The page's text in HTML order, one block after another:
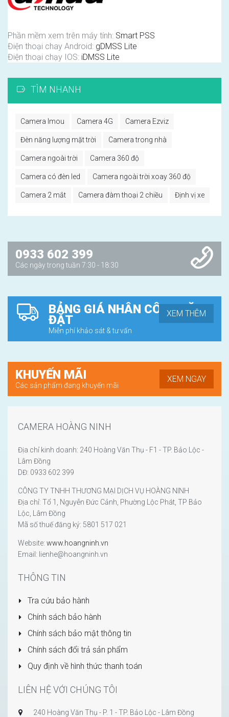
Phần mềm xem trên máy tính: Smart PSS
Điện thoại chay Android: gDMSS Lite
Điện thoại chạy IOS: iDMSS Lite
TÌM NHANH
Camera Imou Camera 4G Camera Ezviz
Đèn năng lượng mặt trời Camera trong nhà
Camera ngoài trời Camera 360 độ
Camera có đèn led Camera ngoài trời xoay 360 độ
Camera 2 mắt Camera đàm thoại 2 chiều Định vị xe
0933 602 399
Các ngày trong tuần 7:30 - 18:30
BẢNG GIÁ NHÂN CÔNG LẶP
ĐẶT
Miễn phí khảo sát & tư vấn
XEM THÊM
KHUYẾN MÃI
Các sản phẩm đang khuyến mãi
XEM NGAY
CAMERA HOÀNG NINH
Địa chỉ kinh doanh: 240 Hoàng Văn Thụ - F1 - TP. Bảo Lộc -
Lâm Đồng
DĐ: 0933 602 399
CÔNG TY TNHH THƯƠNG MẠI DỊCH VỤ HOÀNG NINH
Địa chỉ: Tổ 1, Nguyễn Đức Cảnh, Phường Lộc Phát, TP Bảo
Lộc, Lâm Đồng
Mã số thuế đăng ký: 5801 517 021
Website: www.hoangninh.vn
Email: lienhe@hoangninh.vn
THÔNG TIN
Tra cứu bảo hành
Chính sách bảo hành
Chính sách bảo mật thông tin
Chính sách đổi trả sản phẩm
Quy định về hình thức thanh toán
LIÊN HỆ VỚI CHÚNG TÔI
240 Hoàng Văn Thụ - P. 1 - TP. Bảo Lộc - Lâm Đồng